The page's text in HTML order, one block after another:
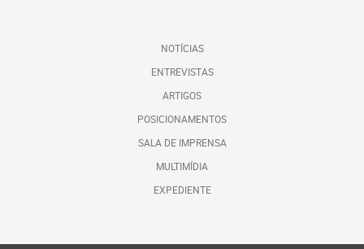
NOTÍCIAS
ENTREVISTAS
ARTIGOS
POSICIONAMENTOS
SALA DE IMPRENSA
MULTIMÍDIA
EXPEDIENTE